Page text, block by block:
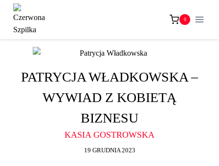
Przejdź
treści
0
PATRYCJA WŁADKOWSKA –
WYWIAD Z KOBIETĄ
BIZNESU
KASIA GOSTROWSKA
19 GRUDNIA 2023